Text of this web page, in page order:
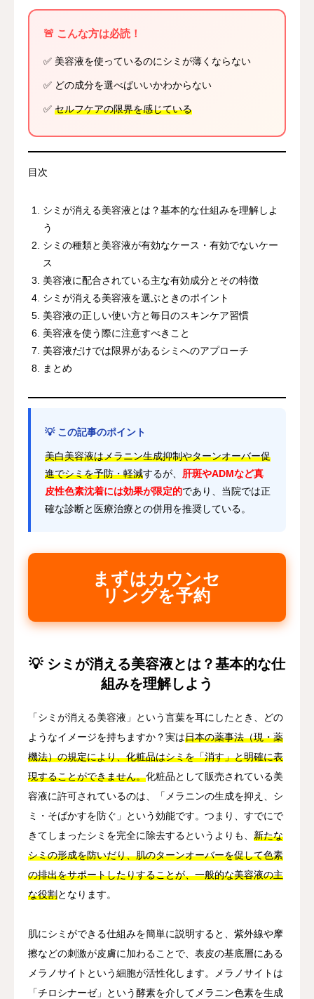
🚨 こんな方は必読！
✅ 美容液を使っているのにシミが薄くならない
✅ どの成分を選べばいいかわからない
✅ セルフケアの限界を感じている
目次
シミが消える美容液とは？基本的な仕組みを理解しよ
う
シミの種類と美容液が有効なケース・有効でないケー
ス
美容液に配合されている主な有効成分とその特徴
シミが消える美容液を選ぶときのポイント
美容液の正しい使い方と毎日のスキンケア習慣
美容液を使う際に注意すべきこと
美容液だけでは限界があるシミへのアプローチ
まとめ
💡 この記事のポイント
美白美容液はメラニン生成抑制やターンオーバー促
進でシミを予防・軽減するが、 肝斑やADMなど真
皮性色素沈着には効果が限定的であり、当院では正
確な診断と医療治療との併用を推奨している。
まずはカウンセ
リングを予約
💡 シミが消える美容液とは？基本的な仕
組みを理解しよう
「シミが消える美容液」という言葉を耳にしたとき、どの
ようなイメージを持ちますか？実は日本の薬事法（現・薬
機法）の規定により、化粧品はシミを「消す」と明確に表
現することができません。化粧品として販売されている美
容液に許可されているのは、「メラニンの生成を抑え、シ
ミ・そばかすを防ぐ」という効能です。つまり、すでにで
きてしまったシミを完全に除去するというよりも、 新たな
シミの形成を防いだり、肌のターンオーバーを促して色素
の排出をサポートしたりすることが、一般的な美容液の主
な役割となります。
肌にシミができる仕組みを簡単に説明すると、紫外線や摩
擦などの刺激が皮膚に加わることで、表皮の基底層にある
メラノサイトという細胞が活性化します。メラノサイトは
「チロシナーゼ」という酵素を介してメラニン色素を生成